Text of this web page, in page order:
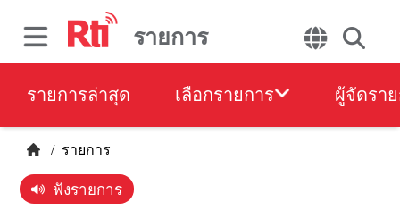
รายการ
รายการล่าสุด เลือกรายการ ผู้จัดรา
/ รายการ
ฟังรายการ